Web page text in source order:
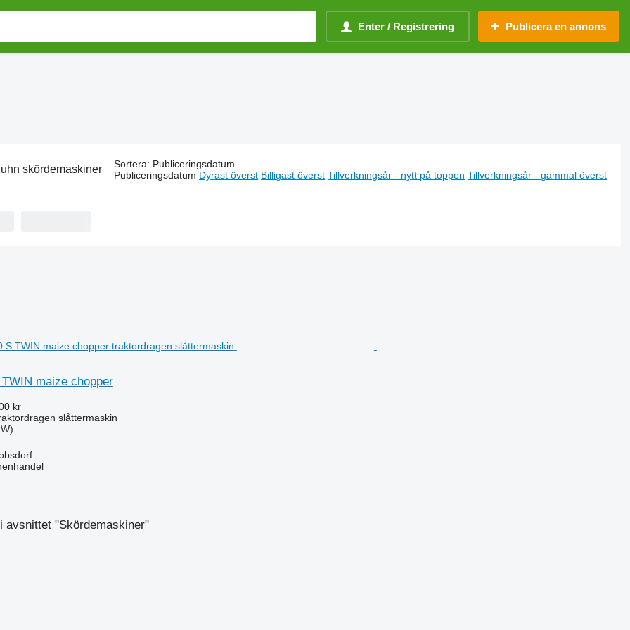
Enter / Registrering Publicera en annons
skördemaskiner Sortera: Publiceringsdatum
Publiceringsdatum Dyrast överst Billigast överst Tillverkningsår - nytt på toppen Tillverkningsår - gammal överst
maize chopper
kr
slåttermaskin
avsnittet "Skördemaskiner"